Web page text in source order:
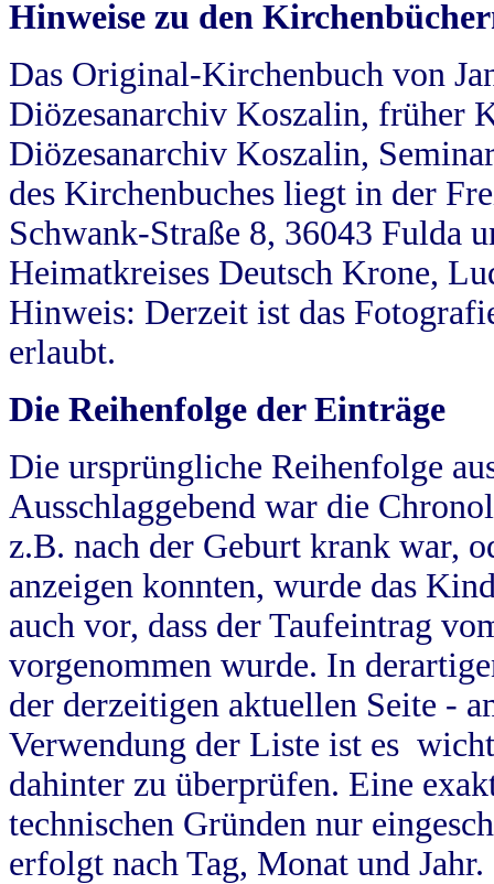
Hinweise zu den
Das Original-Kirchenbuch von
Diözesanarchiv Koszalin, früher
Diözesanarchiv Koszalin,
des Kirchenbuches liegt in der
Schwank-Straße 8, 36043 Fulda
Heimatkreises Deutsch Krone,
Hinweis: Derzeit ist das
erlaubt.
Die Reihenfolge der Einträge
Die ursprüngliche Reihenfolge
Ausschlaggebend war die
z.B. nach der Geburt krank war,
anzeigen konnten, wurde das
auch vor, dass der Taufeintrag
vorgenommen wurde. In
der derzeitigen aktuellen Seite -
Verwendung der Liste ist es
dahinter zu überprüfen. Eine
technischen Gründen nur
erfolgt nach Tag, Monat und Jahr.